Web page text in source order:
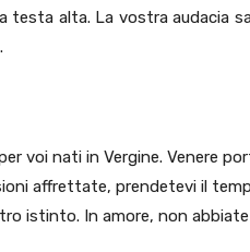
testa alta. La vostra audacia
voi nati in Vergine. Venere
affrettate, prendetevi il
istinto. In amore, non